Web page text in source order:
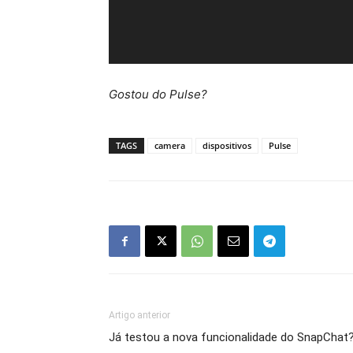
Gostou do Pulse?
TAGS camera dispositivos Pulse
Artigo anterior
Já testou a nova funcionalidade do